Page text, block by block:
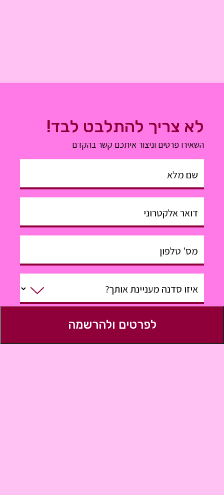
לפרטים ולהרשמה
לא צריך להתלבט לבד!
השאירו פרטים וניצור איתכם קשר בהקדם
שם מלא
דואר אלקטרוני
מס' טלפון
איזו סדנה מעניינת אותך?
משהו טוב שנדע?